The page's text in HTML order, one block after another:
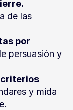
de las
por
persuasión y
criterios
y mida